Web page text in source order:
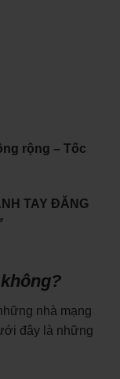
rộng – Tốc
TAY ĐĂNG
nhà mạng
đây là những